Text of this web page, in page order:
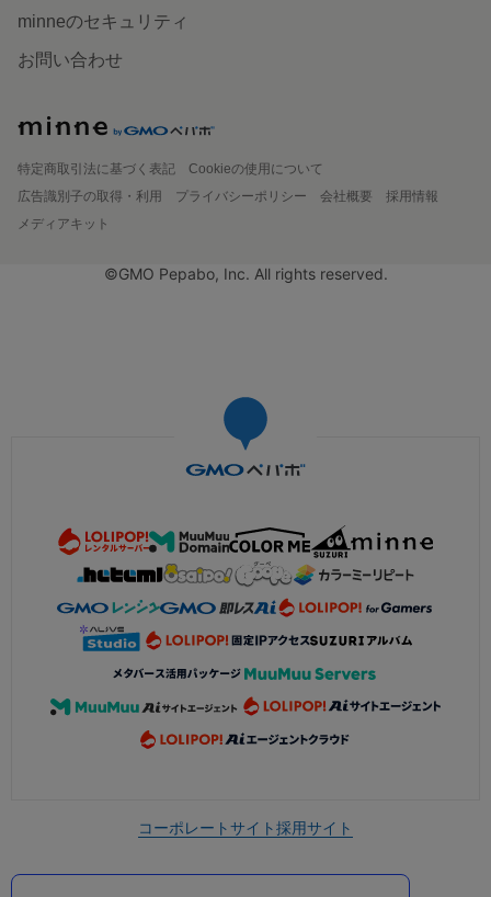
minneのセキュリティ
お問い合わせ
特定商取引法に基づく表記
Cookieの使用について
広告識別子の取得・利用
プライバシーポリシー 会社概要
採用情報
メディアキット
©GMO Pepabo, Inc. All rights reserved.
コーポレートサイト採用サイト